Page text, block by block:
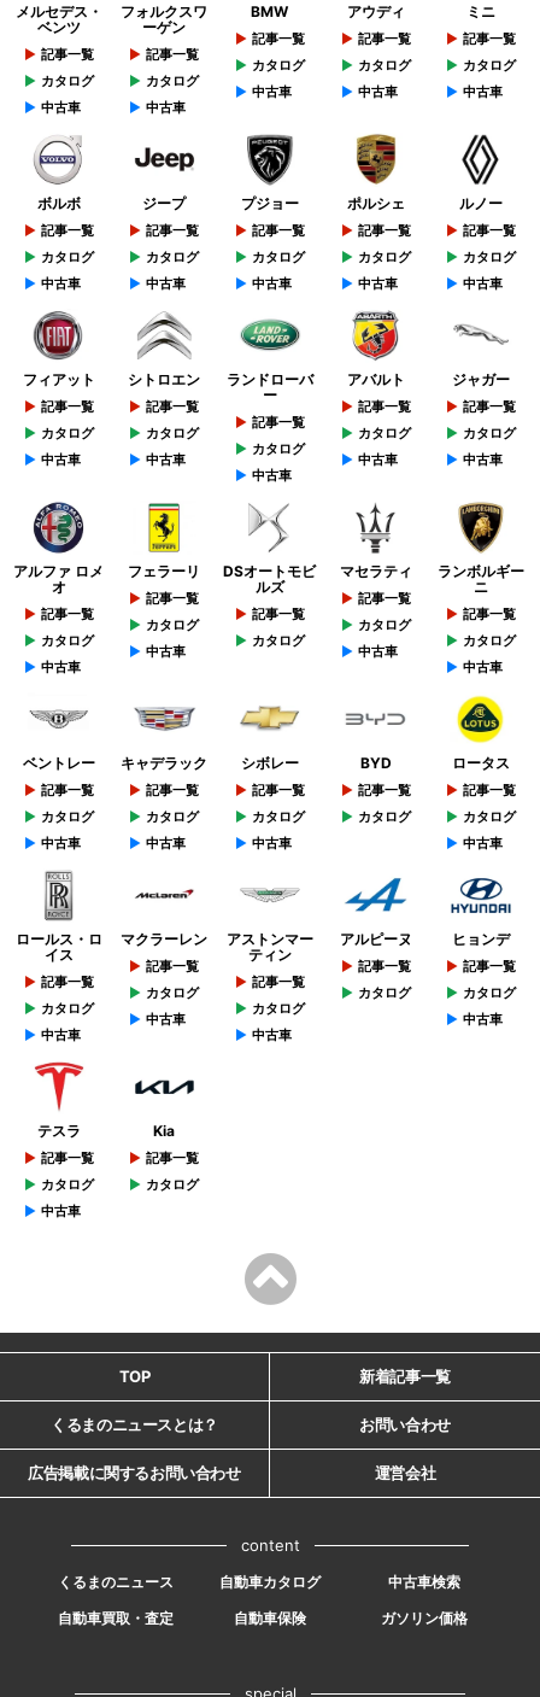
メルセデス・
ベンツ
記事一覧
カタログ
中古車
フォルクスワ
ーゲン
記事一覧
カタログ
中古車
BMW
記事一覧
カタログ
中古車
アウディ
記事一覧
カタログ
中古車
ミニ
記事一覧
カタログ
中古車
ボルボ
記事一覧
カタログ
中古車
ジープ
記事一覧
カタログ
中古車
プジョー
記事一覧
カタログ
中古車
ポルシェ
記事一覧
カタログ
中古車
ルノー
記事一覧
カタログ
中古車
フィアット
記事一覧
カタログ
中古車
シトロエン
記事一覧
カタログ
中古車
ランドローバ
ー
記事一覧
カタログ
中古車
アバルト
記事一覧
カタログ
中古車
ジャガー
記事一覧
カタログ
中古車
アルファ ロメ
オ
記事一覧
カタログ
中古車
フェラーリ
記事一覧
カタログ
中古車
DSオートモビ
ルズ
記事一覧
カタログ
マセラティ
記事一覧
カタログ
中古車
ランボルギー
ニ
記事一覧
カタログ
中古車
ベントレー
記事一覧
カタログ
中古車
キャデラック
記事一覧
カタログ
中古車
シボレー
記事一覧
カタログ
中古車
BYD
記事一覧
カタログ
ロータス
記事一覧
カタログ
中古車
ロールス・ロ
イス
記事一覧
カタログ
中古車
マクラーレン
記事一覧
カタログ
中古車
アストンマー
ティン
記事一覧
カタログ
中古車
アルピーヌ
記事一覧
カタログ
ヒョンデ
記事一覧
カタログ
中古車
テスラ
記事一覧
カタログ
中古車
Kia
記事一覧
カタログ
TOP 新着記事一覧
くるまのニュースとは？ お問い合わせ
広告掲載に関するお問い合わせ 運営会社
content
くるまのニュース 自動車カタログ
中古車検索
自動車買取・査定
自動車保険 ガソリン価格
special